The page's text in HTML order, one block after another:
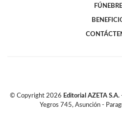
© Copyright 2026 Editorial AZETA S.A.
Yegros 745, Asunción -